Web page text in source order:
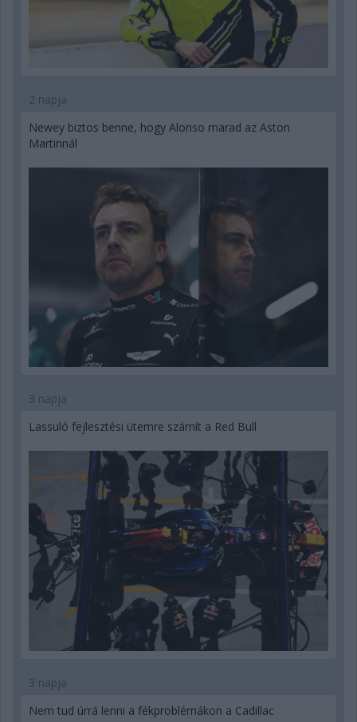
2 napja
Newey biztos benne, hogy Alonso marad az Aston
Martinnál
3 napja
Lassuló fejlesztési ütemre számít a Red Bull
3 napja
Nem tud úrrá lenni a fékproblémákon a Cadillac